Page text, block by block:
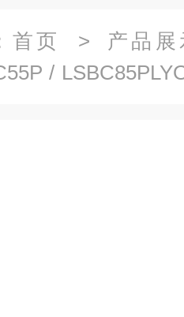
首页 > 产品展
/